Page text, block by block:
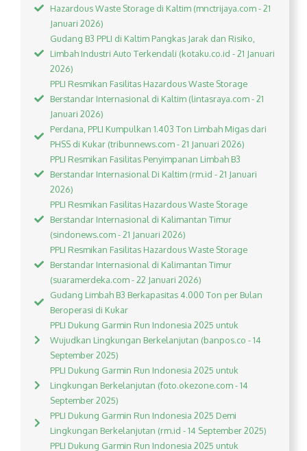
Hazardous Waste Storage di Kaltim (mnctrijaya.com - 21
Januari 2026)
Gudang B3 PPLI di Kaltim Pangkas Jarak dan Risiko,
Limbah Industri Auto Terkendali (kotaku.co.id - 21 Januari
2026)
PPLI Resmikan Fasilitas Hazardous Waste Storage
Berstandar Internasional di Kaltim (lintasraya.com - 21
Januari 2026)
Perdana, PPLI Kumpulkan 1.403 Ton Limbah Migas dari
PHSS di Kukar (tribunnews.com - 21 Januari 2026)
PPLI Resmikan Fasilitas Penyimpanan Limbah B3
Berstandar Internasional Di Kaltim (rm.id - 21 Januari
2026)
PPLI Resmikan Fasilitas Hazardous Waste Storage
Berstandar Internasional di Kalimantan Timur
(sindonews.com - 21 Januari 2026)
PPLI Resmikan Fasilitas Hazardous Waste Storage
Berstandar Internasional di Kalimantan Timur
(suaramerdeka.com - 22 Januari 2026)
Gudang Limbah B3 Berkapasitas 4.000 Ton per Bulan
Beroperasi di Kukar
PPLI Dukung Garmin Run Indonesia 2025 untuk
Wujudkan Lingkungan Berkelanjutan (banpos.co - 14
September 2025)
PPLI Dukung Garmin Run Indonesia 2025 untuk
Lingkungan Berkelanjutan (foto.okezone.com - 14
September 2025)
PPLI Dukung Garmin Run Indonesia 2025 Demi
Lingkungan Berkelanjutan (rm.id - 14 September 2025)
PPLI Dukung Garmin Run Indonesia 2025 untuk